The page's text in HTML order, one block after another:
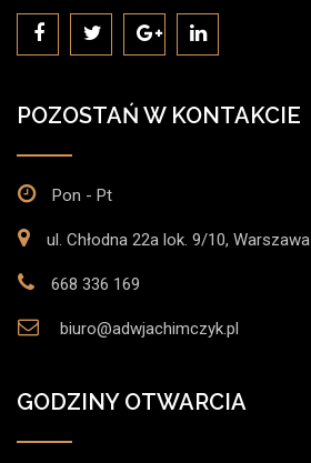
POZOSTAŃ W KONTAKCIE
Pon - Pt
ul. Chłodna 22a lok. 9/10, Warszawa
668 336 169
biuro@adwjachimczyk.pl
GODZINY OTWARCIA